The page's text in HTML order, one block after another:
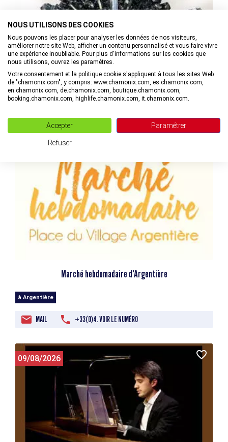
Exposition : Trésor minéral : la collection Raymond Thibault
à Chamonix-Mont-Blanc
Marché hebdomadaire d'Argentière
à Argentière
MAIL +33(0)4. VOIR LE NUMÉRO
09/08/2026
NOUS UTILISONS DES COOKIES
Nous pouvons les placer pour analyser les données de nos visiteurs,
améliorer notre site Web, afficher un contenu personnalisé et vous faire vivre
une expérience inoubliable. Pour plus d'informations sur les cookies que
nous utilisons, ouvrez les paramètres.
Votre consentement et la politique cookie s'appliquent à tous les sites Web
de "chamonix.com", y compris: www.chamonix.com, es.chamonix.com,
en.chamonix.com, de.chamonix.com, boutique.chamonix.com,
booking.chamonix.com, highlife.chamonix.com, it.chamonix.com.
Accepter Paramétrer
Refuser